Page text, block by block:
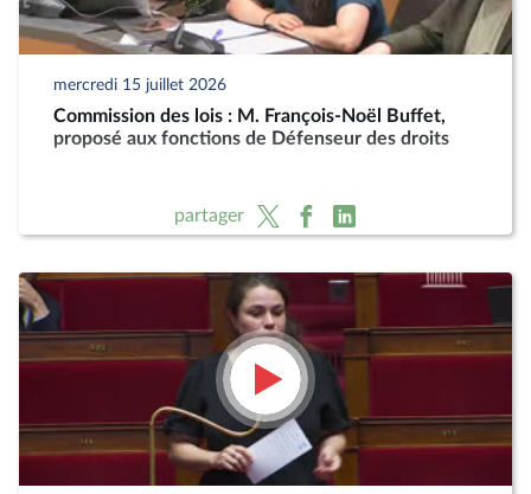
mercredi 15 juillet 2026
Commission des lois : M. François-Noël Buffet,
proposé aux fonctions de Défenseur des droits
partager